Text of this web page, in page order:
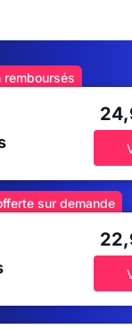
sur demande